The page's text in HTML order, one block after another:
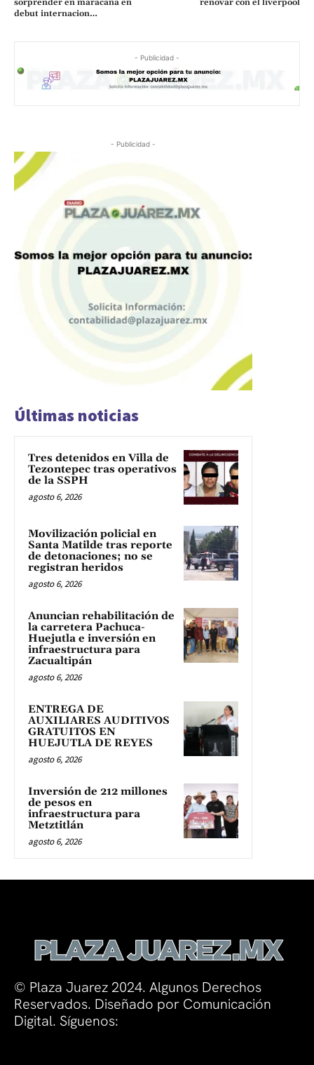
sorprender en maracana en
debut internacion…
renovar con el liverpool
- Publicidad -
- Publicidad -
Últimas noticias
Tres detenidos en Villa de
Tezontepec tras operativos
de la SSPH
agosto 6, 2026
Movilización policial en
Santa Matilde tras reporte
de detonaciones; no se
registran heridos
agosto 6, 2026
Anuncian rehabilitación de
la carretera Pachuca-
Huejutla e inversión en
infraestructura para
Zacualtipán
agosto 6, 2026
ENTREGA DE
AUXILIARES AUDITIVOS
GRATUITOS EN
HUEJUTLA DE REYES
agosto 6, 2026
Inversión de 212 millones
de pesos en
infraestructura para
Metztitlán
agosto 6, 2026
© Plaza Juarez 2024. Algunos Derechos
Reservados. Diseñado por Comunicación
Digital. Síguenos: